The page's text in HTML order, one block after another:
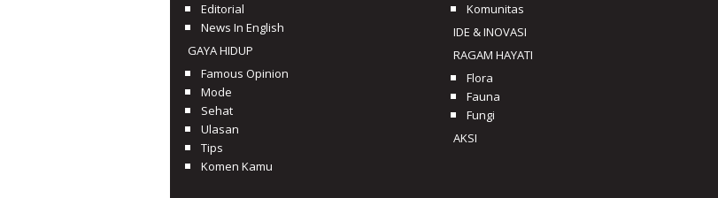
Editorial
News In English
GAYA HIDUP
Famous Opinion
Mode
Sehat
Ulasan
Tips
Komen Kamu
Komunitas
IDE & INOVASI
RAGAM HAYATI
Flora
Fauna
Fungi
AKSI